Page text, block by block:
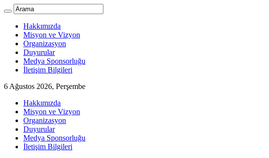
Hakkımızda
Misyon ve Vizyon
Organizasyon
Duyurular
Medya Sponsorluğu
İletişim Bilgileri
6 Ağustos 2026, Perşembe
Hakkımızda
Misyon ve Vizyon
Organizasyon
Duyurular
Medya Sponsorluğu
İletişim Bilgileri